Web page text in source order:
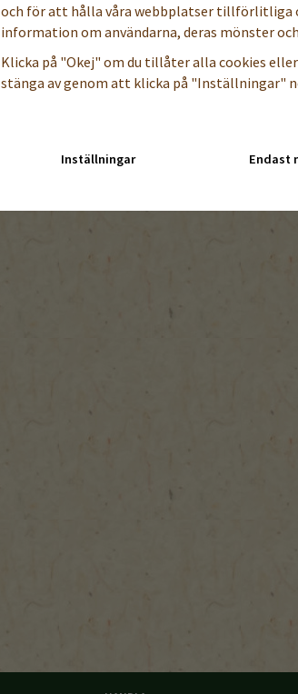
och för att hålla våra webbplatser tillförlitliga
information om användarna, deras mönster
Klicka på "Okej" om du tillåter alla cookies
stänga av genom att klicka på "Inställningar"
Inställningar Endast